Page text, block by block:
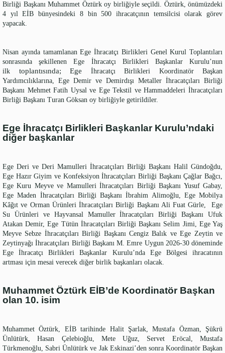
Birliği Başkanı Muhammet Öztürk oy birliğiyle seçildi. Öztürk, önümüzdeki
4 yıl EİB bünyesindeki 8 bin 500 ihracatçının temsilcisi olarak görev
yapacak.
Nisan ayında tamamlanan Ege İhracatçı Birlikleri Genel Kurul Toplantıları
sonrasında şekillenen Ege İhracatçı Birlikleri Başkanlar Kurulu’nun
ilk toplantısında; Ege İhracatçı Birlikleri Koordinatör Başkan
Yardımcılıklarına, Ege Demir ve Demirdışı Metaller İhracatçıları Birliği
Başkanı Mehmet Fatih Uysal ve Ege Tekstil ve Hammaddeleri İhracatçıları
Birliği Başkanı Turan Göksan oy birliğiyle getirildiler.
Ege İhracatçı Birlikleri Başkanlar Kurulu’ndaki
diğer başkanlar
Ege Deri ve Deri Mamulleri İhracatçıları Birliği Başkanı Halil Gündoğdu,
Ege Hazır Giyim ve Konfeksiyon İhracatçıları Birliği Başkanı Çağlar Bağcı,
Ege Kuru Meyve ve Mamulleri İhracatçıları Birliği Başkanı Yusuf Gabay,
Ege Maden İhracatçıları Birliği Başkanı İbrahim Alimoğlu, Ege Mobilya
Kâğıt ve Orman Ürünleri İhracatçıları Birliği Başkanı Ali Fuat Gürle, Ege
Su Ürünleri ve Hayvansal Mamuller İhracatçıları Birliği Başkanı Ufuk
Atakan Demir, Ege Tütün İhracatçıları Birliği Başkanı Selim Jimi, Ege Yaş
Meyve Sebze İhracatçıları Birliği Başkanı Cengiz Balık ve Ege Zeytin ve
Zeytinyağı İhracatçıları Birliği Başkanı M. Emre Uygun 2026-30 döneminde
Ege İhracatçı Birlikleri Başkanlar Kurulu’nda Ege Bölgesi ihracatının
artması için mesai verecek diğer birlik başkanları olacak.
Muhammet Öztürk EİB’de Koordinatör Başkan
olan 10. isim
Muhammet Öztürk, EİB tarihinde Halit Şarlak, Mustafa Özman, Şükrü
Ünlütürk, Hasan Çelebioğlu, Mete Uğuz, Servet Eröcal, Mustafa
Türkmenoğlu, Sabri Ünlütürk ve Jak Eskinazi’den sonra Koordinatör Başkan